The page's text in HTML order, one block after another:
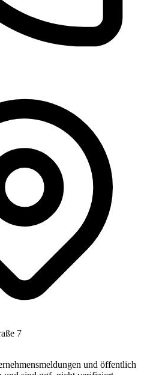
7
und öffentlich